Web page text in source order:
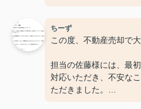
と契約し直し、想定よ
ことができました。
コチラは右も左もわか
寧に対応していただけ
是非とも皆さんにお勧
ありがとうございました
ちーず
この度、不動産売却で
担当の佐藤様には、最
対応いただき、不安な
ただきました。